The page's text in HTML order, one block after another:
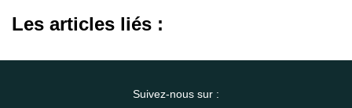
Les articles liés :
Suivez-nous sur :